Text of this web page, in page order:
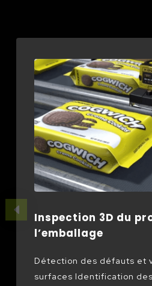
Inspection 3D du
l’emballage
Détection des défauts et
surfaces Identification